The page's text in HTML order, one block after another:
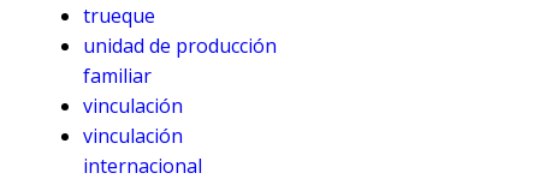
trueque
unidad de producción
familiar
vinculación
vinculación
internacional